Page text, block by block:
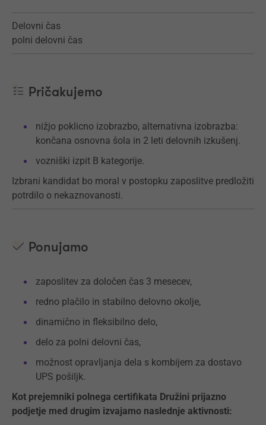
Delovni čas
polni delovni čas
Pričakujemo
nižjo poklicno izobrazbo, alternativna izobrazba:
končana osnovna šola in 2 leti delovnih izkušenj.
vozniški izpit B kategorije.
Izbrani kandidat bo moral v postopku zaposlitve predložiti
potrdilo o nekaznovanosti.
Ponujamo
zaposlitev za določen čas 3 mesecev,
redno plačilo in stabilno delovno okolje,
dinamično in fleksibilno delo,
delo za polni delovni čas,
možnost opravljanja dela s kombijem za dostavo
UPS pošiljk.
Kot prejemniki polnega certifikata Družini prijazno
podjetje med drugim izvajamo naslednje aktivnosti: